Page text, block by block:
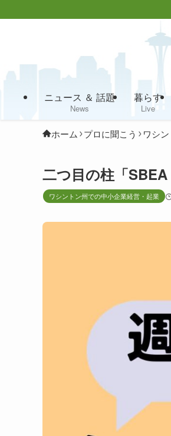
ニュース ＆ 話題
News
暮らす
Live
ホーム プロに聞こう ワシ
二つ目の柱「
ワシントン州での中小企業経営・起業